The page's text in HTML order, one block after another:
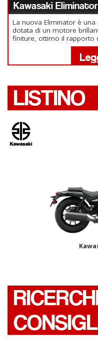
Kawasaki Eliminator
La nuova Eliminator è
dotata di un motore
finiture, ottimo il rapporto
LISTINO